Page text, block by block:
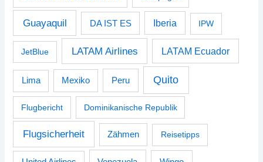
Guayaquil DA IST ES Iberia IPW
JetBlue LATAM Airlines LATAM Ecuador
Lima Mexiko Peru Quito
Flugbericht Dominikanische Republik
Flugsicherheit Zähmen Reisetipps